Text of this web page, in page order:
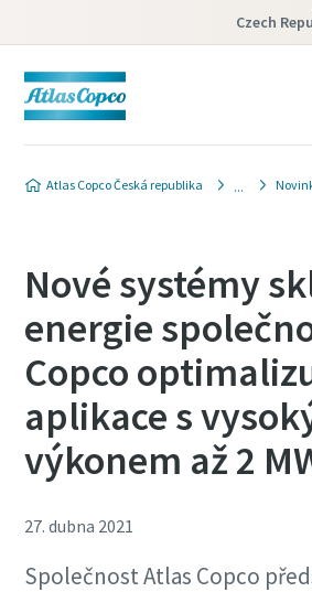
Czech
Atlas Copco Česká republika
Nové systémy
energie
Copco
aplikace s
výkonem až 2
27. dubna 2021
Společnost Atlas Copco